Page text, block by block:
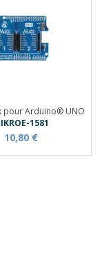
pour Arduino® UNO
1581
10,80 €